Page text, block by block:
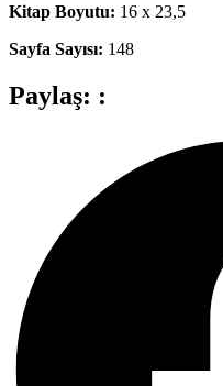
Kitap Boyutu: 16 x 23,5
Sayfa Sayısı: 148
Paylaş: :